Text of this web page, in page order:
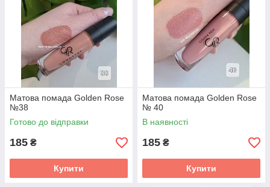
Матова помада Golden Rose
№38
Готово до відправки
185 ₴
Купити
Матова помада Golden Rose
№ 40
В наявності
185 ₴
Купити